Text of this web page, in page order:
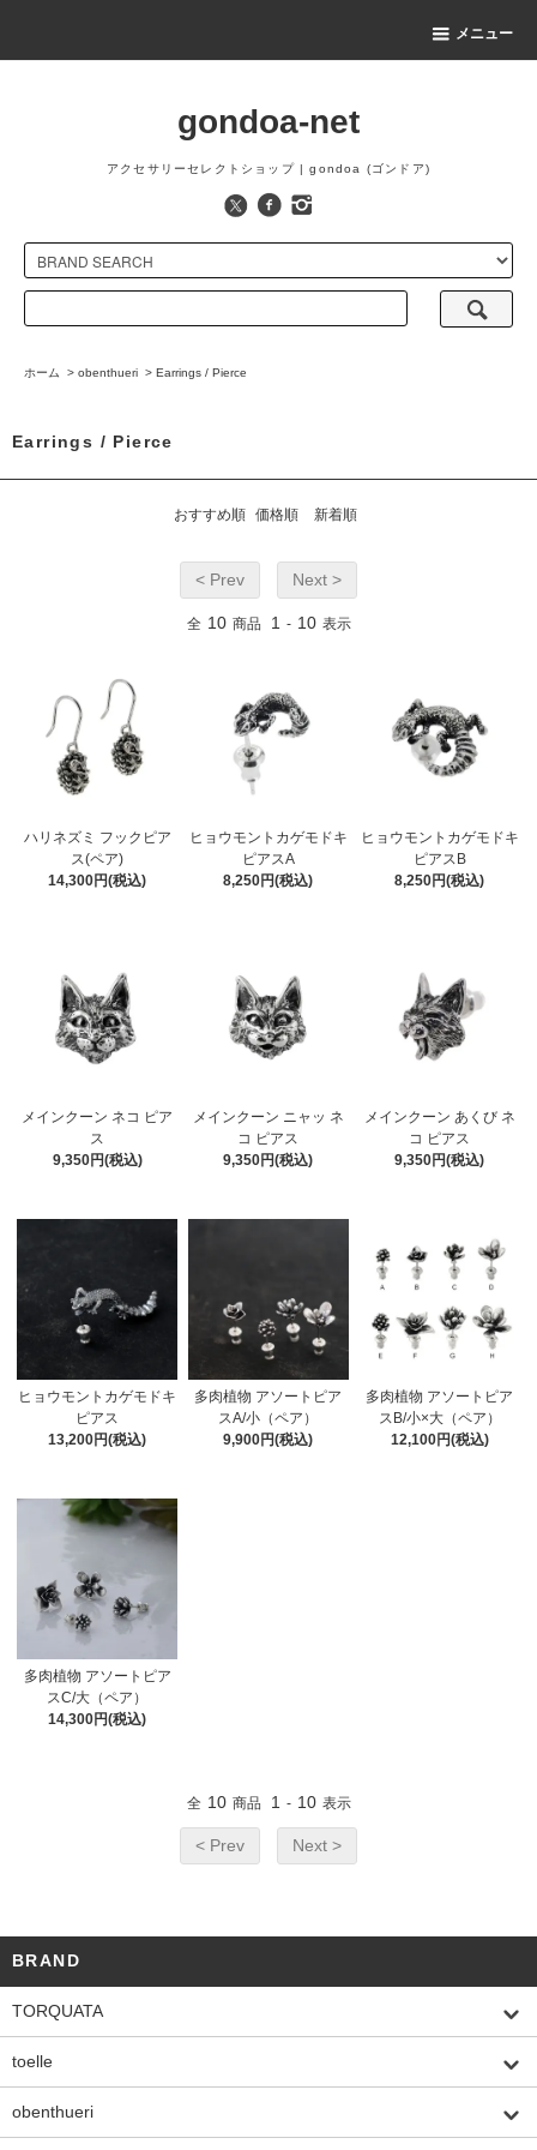
メニュー
gondoa-net
アクセサリーセレクトショップ | gondoa (ゴンドア)
ホーム > obenthueri > Earrings / Pierce
Earrings / Pierce
おすすめ順 価格順 新着順
< Prev Next >
全 10 商品 1 - 10 表示
ハリネズミ フックピア
ス(ペア)
14,300円(税込)
ヒョウモントカゲモドキ
ピアスA
8,250円(税込)
ヒョウモントカゲモドキ
ピアスB
8,250円(税込)
メインクーン ネコ ピア
ス
9,350円(税込)
メインクーン ニャッ ネ
コ ピアス
9,350円(税込)
メインクーン あくび ネ
コ ピアス
9,350円(税込)
ヒョウモントカゲモドキ
ピアス
13,200円(税込)
多肉植物 アソートピア
スA/小（ペア）
9,900円(税込)
多肉植物 アソートピア
スB/小×大（ペア）
12,100円(税込)
多肉植物 アソートピア
スC/大（ペア）
14,300円(税込)
全 10 商品 1 - 10 表示
< Prev Next >
BRAND
TORQUATA
toelle
obenthueri